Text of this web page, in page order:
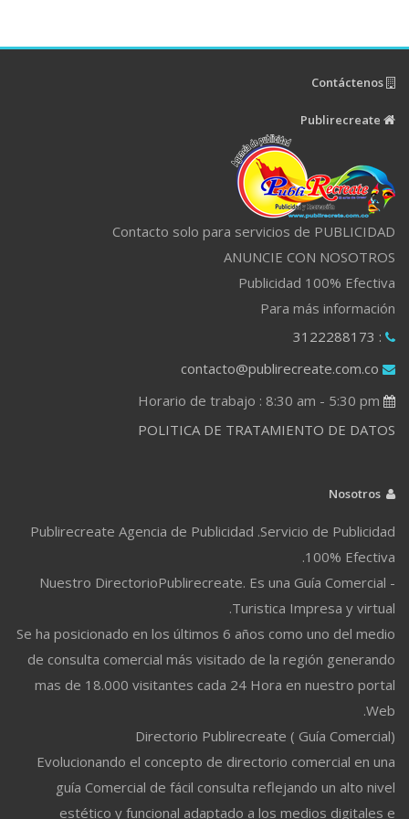
Contacto solo para servicios de PUBLICIDAD
ANUNCIE CON NOSOTROS
Publicidad 100% Efectiva
Para más información
: 3122288173
contacto@publirecreate.com.co
POLITICA DE TRATAMIENTO DE DATOS
Publirecreate Agencia de Publicidad .Servicio de Publicidad
100% Efectiva.
Nuestro DirectorioPublirecreate. Es una Guía Comercial -
Turistica Impresa y virtual.
Se ha posicionado en los últimos 6 años como uno del medio
de consulta comercial más visitado de la región generando
mas de 18.000 visitantes cada 24 Hora en nuestro portal
Web.
Directorio Publirecreate ( Guía Comercial)
Evolucionando el concepto de directorio comercial en una
guía Comercial de fácil consulta reflejando un alto nivel
estético y funcional adaptado a los medios digitales e